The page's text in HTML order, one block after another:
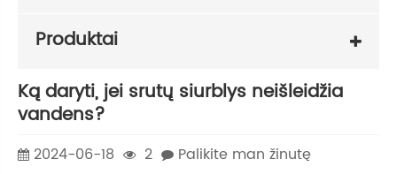
Produktai
Ką daryti, jei srutų siurblys neišleidžia
vandens?
2024-06-18 2
Palikite man žinutę